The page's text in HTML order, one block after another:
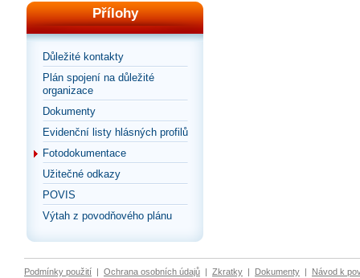
Přílohy
Důležité kontakty
Plán spojení na důležité
organizace
Dokumenty
Evidenční listy hlásných profilů
Fotodokumentace
Užitečné odkazy
POVIS
Výtah z povodňového plánu
Podmínky použití | Ochrana osobních údajů | Zkratky | Dokumenty | Návod k